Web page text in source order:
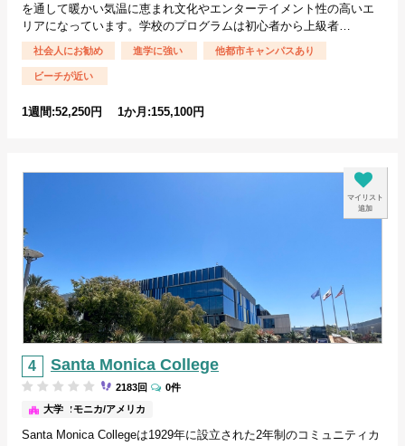
を通して暖かい気温に恵まれ文化やエンターテイメント性の高いエ
リアになっています。学校のプログラムは初心者から上級者…
社会人にお勧め 進学に強い 他都市キャンパスあり
ビーチが近い
1週間:52,250円 1か月:155,100円
マイリスト
追加
Santa Monica College
サンタモニカ/アメリカ
大学
2183回 0件
Santa Monica Collegeは1929年に設立された2年制のコミュニティカ